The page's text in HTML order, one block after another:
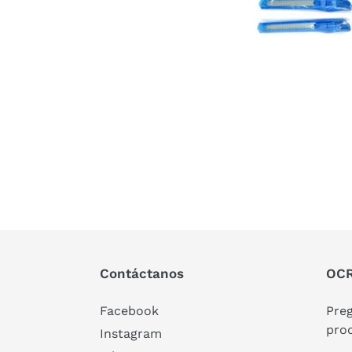
Contáctanos
Facebook
Instagram